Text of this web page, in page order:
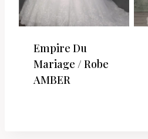
Empire Du
Mariage / Robe
AMBER